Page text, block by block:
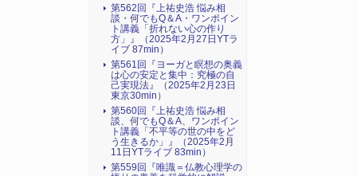
第562回『上祐史浩 悩み相
談・何でもQ＆A・ワンポイン
ト講義「折れない心の作り
方」』（2025年2月27日YTラ
イブ 87min）
第561回『ヨーガと瞑想の奥義
は心の安定と集中：究極の自
己実現法』（2025年2月23日
東京30min）
第560回『上祐史浩 悩み相
談、何でもQ＆A、ワンポイン
ト講義「不平等の世の中をど
う生きるか」』（2025年2月
11日YTライブ 83min）
第559回『唯識＝仏教心理学の